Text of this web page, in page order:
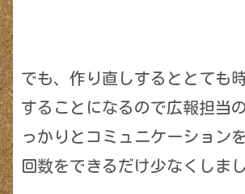
でも、作り直しするととても
することになるので広報担当
っかりとコミュニケーション
回数をできるだけ少なくしまし